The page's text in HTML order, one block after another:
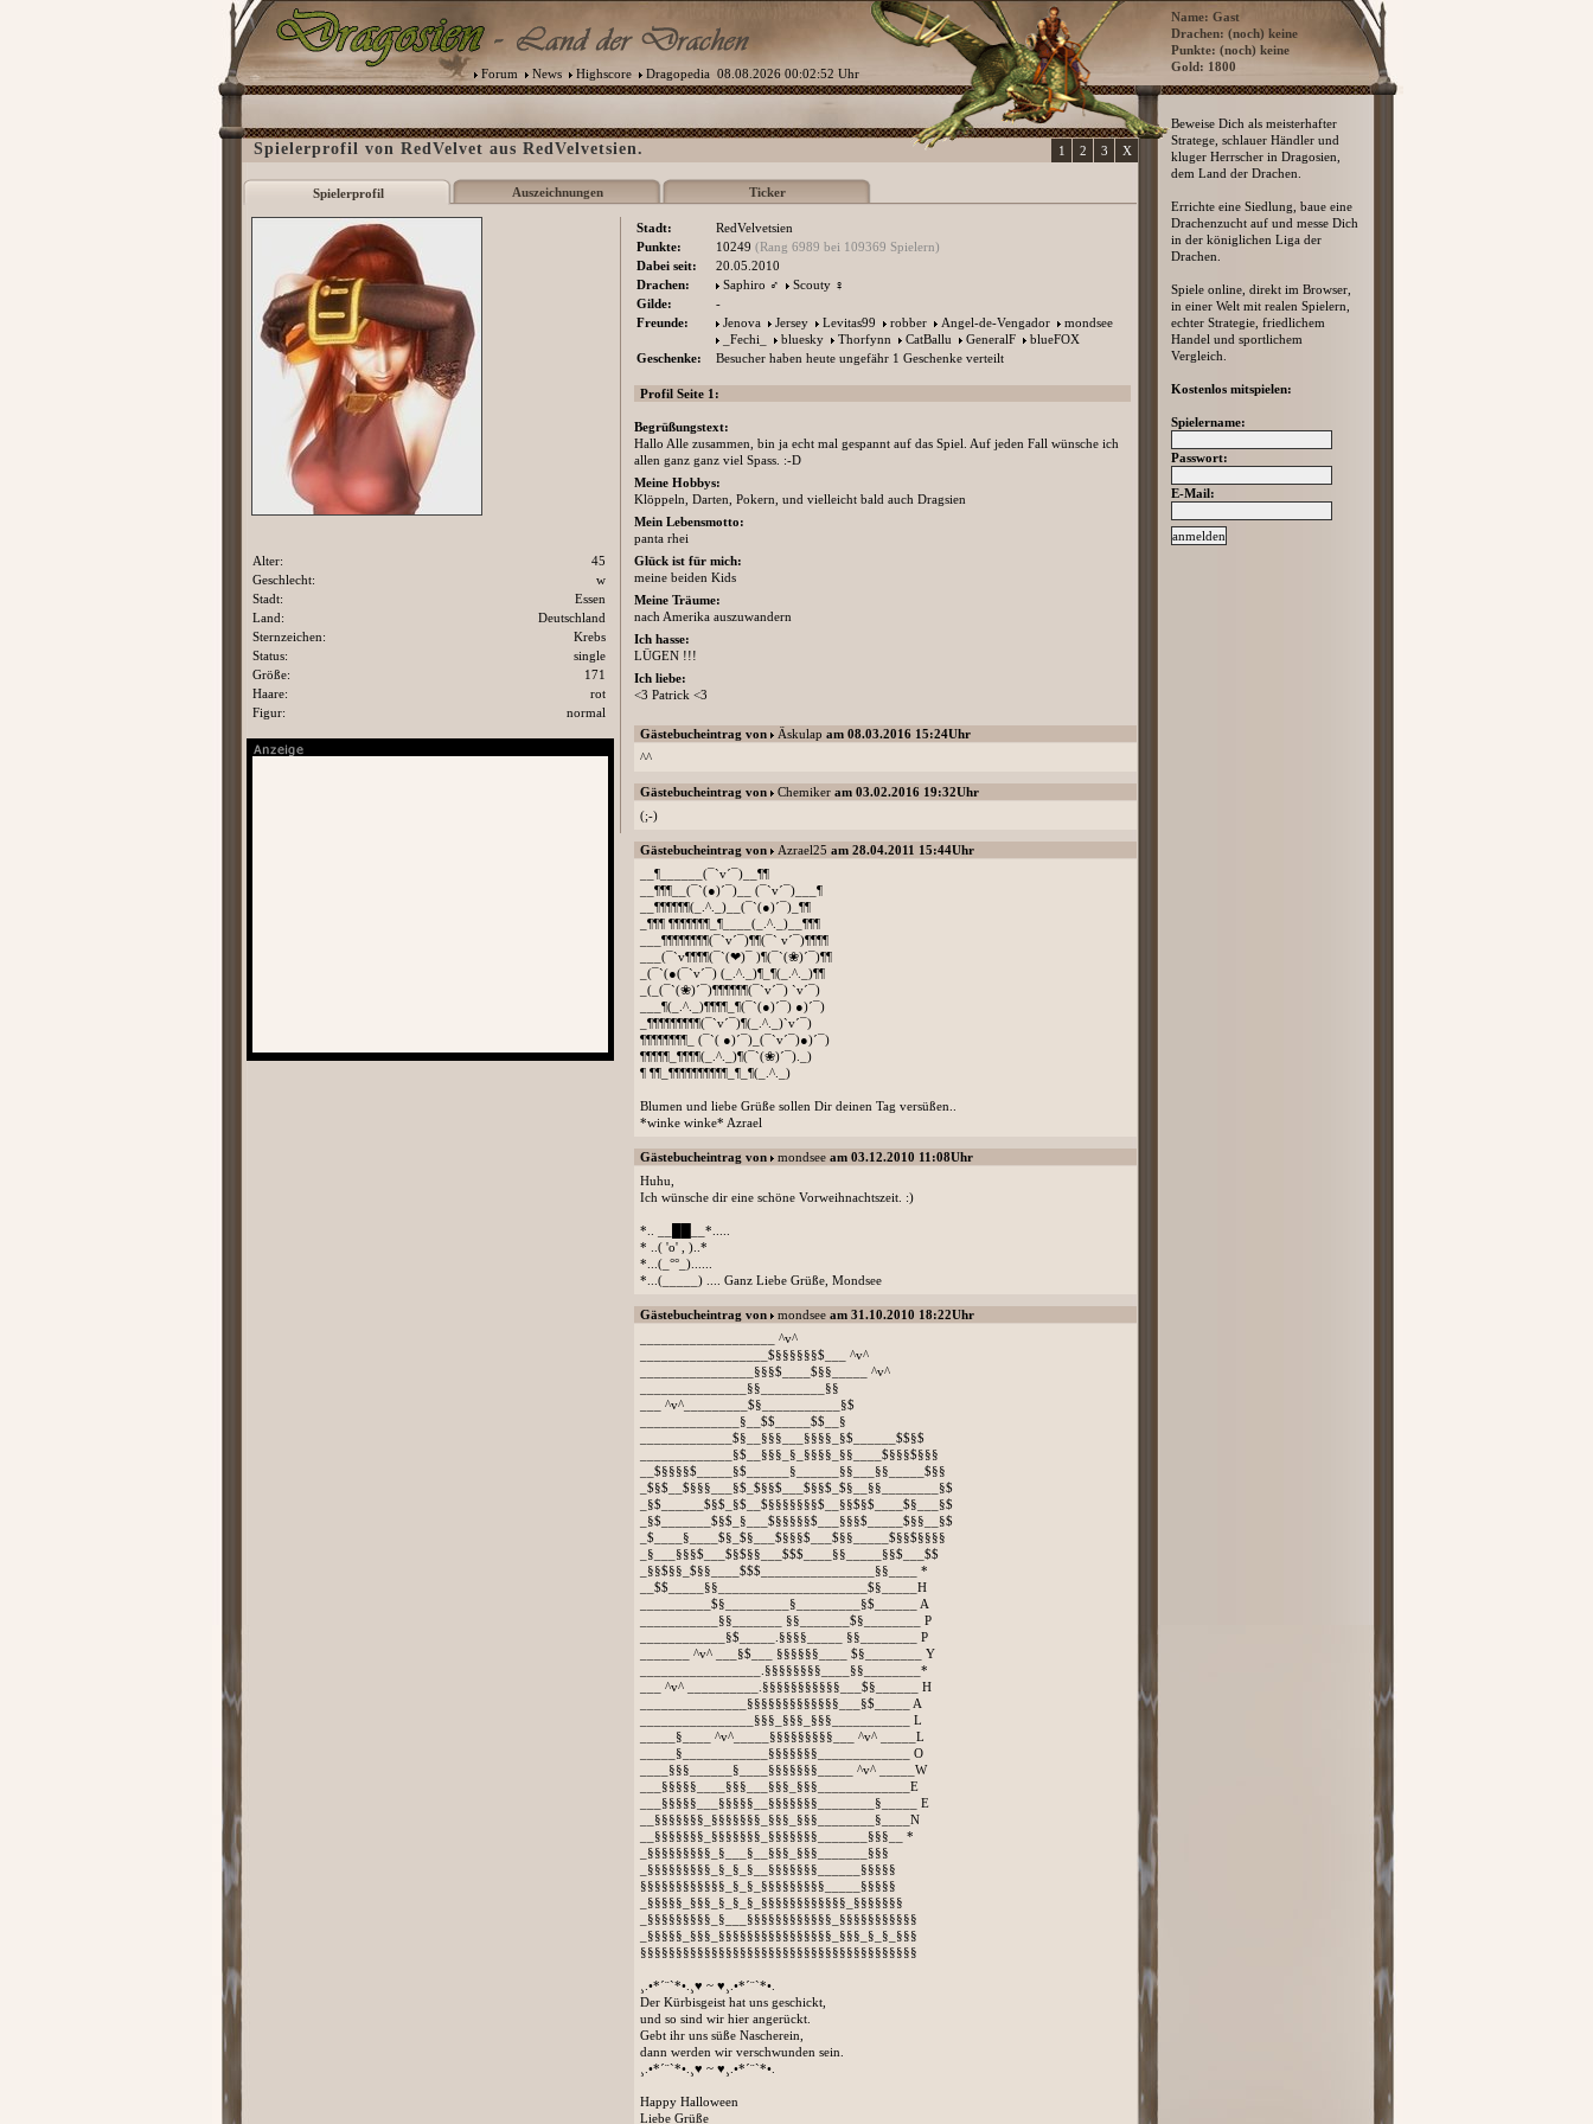
Name: Gast
Drachen: (noch) keine
Punkte: (noch) keine
Gold: 1800
Forum News Highscore Dragopedia 08.08.2026 00:02:52 Uhr
Beweise Dich als meisterhafter
Stratege, schlauer Händler und
kluger Herrscher in Dragosien,
dem Land der Drachen.
Errichte eine Siedlung, baue eine
Drachenzucht auf und messe Dich
in der königlichen Liga der
Drachen.
Spiele online, direkt im Browser,
in einer Welt mit realen Spielern,
echter Strategie, friedlichem
Handel und sportlichem
Vergleich.
Kostenlos mitspielen:
Spielername:
Passwort:
E-Mail:
Spielerprofil von RedVelvet aus RedVelvetsien. X
3
2
1
Spielerprofil Auszeichnungen Ticker
Stadt:
RedVelvetsien
Punkte:
10249 (Rang 6989 bei 109369 Spielern)
Dabei seit:
20.05.2010
Drachen:
Saphiro ♂ Scouty ♀
Gilde:
-
Freunde:
Jenova Jersey Levitas99 robber Angel-de-Vengador
mondsee
_Fechi_
bluesky Thorfynn CatBallu GeneralF
blueFOX
Geschenke:
Besucher haben heute ungefähr 1 Geschenke verteilt
Profil Seite 1:
Begrüßungstext:
Hallo Alle zusammen, bin ja echt mal gespannt auf das Spiel. Auf jeden Fall wünsche ich
allen ganz ganz viel Spass. :-D
Meine Hobbys:
Klöppeln, Darten, Pokern, und vielleicht bald auch Dragsien
Mein Lebensmotto:
panta rhei
Glück ist für mich:
meine beiden Kids
Meine Träume:
nach Amerika auszuwandern
Ich hasse:
LÜGEN !!!
Ich liebe:
<3 Patrick <3
Gästebucheintrag von Äskulap am 08.03.2016 15:24Uhr
^^
Gästebucheintrag von Chemiker am 03.02.2016 19:32Uhr
(;-)
Gästebucheintrag von Azrael25 am 28.04.2011 15:44Uhr
__¶______(¯`v´¯)__¶¶
__¶¶¶__(¯`(●)´¯)__ (¯`v´¯)___¶
__¶¶¶¶¶¶(_.^._)__(¯`(●)´¯)_¶¶
_¶¶¶ ¶¶¶¶¶¶¶_¶____(_.^._)__¶¶¶
___¶¶¶¶¶¶¶¶(¯`v´¯)¶¶(¯` v´¯)¶¶¶¶
___(¯`v¶¶¶¶(¯`(❤)¯ )¶(¯`(❀)´¯)¶¶
_(¯`(●(¯`v´¯) (_.^._)¶_¶(_.^._)¶¶
_(_(¯`(❀)´¯)¶¶¶¶¶¶(¯`v´¯) `v´¯)
___¶(_.^._)¶¶¶¶_¶(¯`(●)´¯) ●)´¯)
_¶¶¶¶¶¶¶¶¶(¯`v´¯)¶(_.^._)`v´¯)
¶¶¶¶¶¶¶¶_ (¯`( ●)´¯)_(¯`v´¯)●)´¯)
¶¶¶¶¶_¶¶¶¶(_.^._)¶(¯`(❀)´¯)._)
¶ ¶¶_¶¶¶¶¶¶¶¶¶¶_¶_¶(_.^._)
Blumen und liebe Grüße sollen Dir deinen Tag versüßen..
*winke winke* Azrael
Gästebucheintrag von mondsee am 03.12.2010 11:08Uhr
Huhu,
Ich wünsche dir eine schöne Vorweihnachtszeit. :)
*.. __██__*.....
* ..( 'o' , )..*
*...(_°°_)......
*...(_____) .... Ganz Liebe Grüße, Mondsee
Gästebucheintrag von mondsee am 31.10.2010 18:22Uhr
___________________ ^v^
__________________$§§§§§§$___ ^v^
________________§§§$____$§§_____ ^v^
_______________§§_________§§
___ ^v^_________$§___________§$
______________§__$$_____$$__§
_____________$§__§§§___§§§§_§$______$$§$
_____________§$__§§§_§_§§§§_§§____$§§§$§§§
__$§§§§$_____§$______§______§§___§§_____$§§
_$§$__$§§§___§$_$§§$___$§§$_$§__§§________§$
_§$______$§$_§$__$§§§§§§§$__§§$§$____$§___§$
_§$_______$§$_§___$§§§§§$___§§§$_____$§§__§$
_$____§____$§_$§___$§§§$___$§§_____$§§$§§§§
_§___§§§$___$§$§§___$$$____§§_____§§$___$$
_§§$§§_$§§____$$$________________§§____ *
__$$_____§§_____________________$§_____H
__________$§_________§_________§$______ A
___________§§_______ §§_______$§________ P
____________§$_____.§§§§_____ §§________ P
_______ ^v^ ___§$___ §§§§§§____ $§________ Y
_________________.§§§§§§§§____§§________*
___ ^v^ __________.§§§§§§§§§§§___$§______ H
_______________§§§§§§§§§§§§§___§$_____ A
________________§§§_§§§_§§§___________ L
_____§____ ^v^_____§§§§§§§§§___ ^v^ _____L
_____§____________§§§§§§§_____________ O
____§§§______§____§§§§§§§_____ ^v^ _____W
___§§§§§____§§§___§§§_§§§_____________E
___§§§§§___§§§§§__§§§§§§§________§_____ E
__§§§§§§§_§§§§§§§_§§§_§§§________§____N
__§§§§§§§_§§§§§§§_§§§§§§§_______§§§__ *
_§§§§§§§§§_§___§__§§§_§§§_______§§§
_§§§§§§§§§_§_§_§__§§§§§§§______§§§§§
§§§§§§§§§§§§_§_§_§§§§§§§§§_____§§§§§
_§§§§§_§§§_§_§_§_§§§§§§§§§§§§_§§§§§§§
_§§§§§§§§§_§___§§§§§§§§§§§§_§§§§§§§§§§§
_§§§§§_§§§_§§§§§§§§§§§§§§§§_§§§_§_§_§§§
§§§§§§§§§§§§§§§§§§§§§§§§§§§§§§§§§§§§§§§
¸.•*´¨`*•.¸♥ ~ ♥¸.•*´¨`*•.
Der Kürbisgeist hat uns geschickt,
und so sind wir hier angerückt.
Gebt ihr uns süße Nascherein,
dann werden wir verschwunden sein.
¸.•*´¨`*•.¸♥ ~ ♥¸.•*´¨`*•.
Happy Halloween
Liebe Grüße
Alter:
45
Geschlecht:
w
Stadt:
Essen
Land:
Deutschland
Sternzeichen:
Krebs
Status:
single
Größe:
171
Haare:
rot
Figur:
normal